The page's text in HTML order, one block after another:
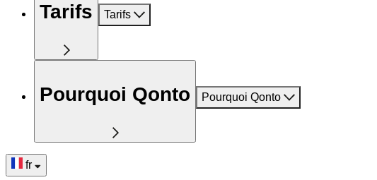
Tarifs Tarifs
Pourquoi Qonto Pourquoi Qonto
fr